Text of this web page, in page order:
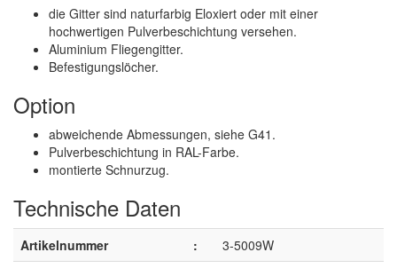
die Gitter sind naturfarbig Eloxiert oder mit einer
hochwertigen Pulverbeschichtung versehen.
Aluminium Fliegengitter.
Befestigungslöcher.
Option
abweichende Abmessungen, siehe G41.
Pulverbeschichtung in RAL-Farbe.
montierte Schnurzug.
Technische Daten
Artikelnummer :
3-5009W